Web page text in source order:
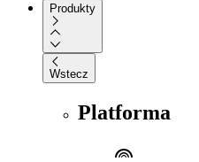
Produkty
Wstecz
Platforma